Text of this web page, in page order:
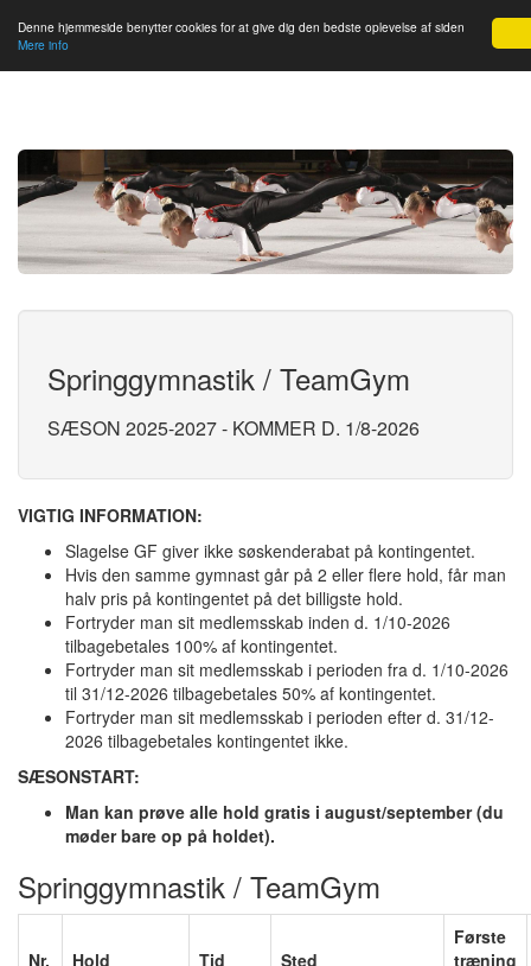
Denne hjemmeside benytter cookies for at give dig den bedste oplevelse af siden
Mere info
Slagelse GF
Springgymnastik / TeamGym
SÆSON 2025-2027 - KOMMER D. 1/8-2026
VIGTIG INFORMATION:
Slagelse GF giver ikke søskenderabat på kontingentet.
Hvis den samme gymnast går på 2 eller flere hold, får man
halv pris på kontingentet på det billigste hold.
Fortryder man sit medlemsskab inden d. 1/10-2026
tilbagebetales 100% af kontingentet.
Fortryder man sit medlemsskab i perioden fra d. 1/10-2026
til 31/12-2026 tilbagebetales 50% af kontingentet.
Fortryder man sit medlemsskab i perioden efter d. 31/12-
2026 tilbagebetales kontingentet ikke.
SÆSONSTART:
Man kan prøve alle hold gratis i august/september (du
møder bare op på holdet).
Springgymnastik / TeamGym
Nr. Hold Tid Sted
Første
træning